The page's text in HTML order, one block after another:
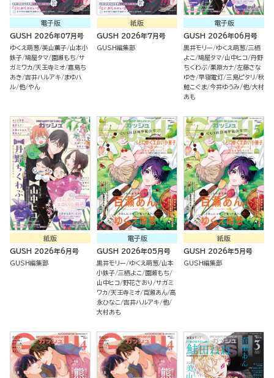
電子版
GUSH 2026年07月号
ゆくえ萌葱 美山薫子 山本小
鉄子 鳩屋タマ 園瀬もち サ
ガミワカ 天王寺ミオ 嘉島ち
あき 吉井ハルアキ
まゆハ
ル 他 やん
紙版
GUSH 2026年7月号
GUSH編集部
電子版
GUSH 2026年06月号
黒井モリー ゆくえ萌葱 三栖
よこ 鳩屋タマ 山中ヒコ 丹野
ちくわぶ 栗原カナ 左藤さな
ゆき 早寝電灯 三島ピタリ 秋
鮭こぐま 今井ゆうみ 他 大村
あも
紙版
GUSH 2026年6月号
GUSH編集部
電子版
GUSH 2026年05月号
黒井モリー ゆくえ萌葱 山本
小鉄子 三栖よこ
園瀬もち
山中ヒコ 野花さおり
サガミ
ワカ 天王寺ミオ 百瀬あん 高
永ひなこ 吉井ハルアキ 他
大村あも
紙版
GUSH 2026年5月号
GUSH編集部